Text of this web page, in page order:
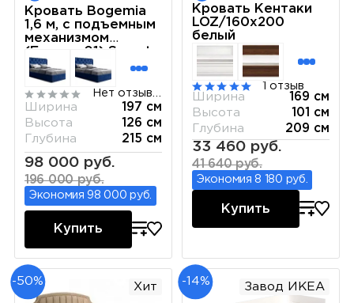
Кровать Bogemia
1,6 м, с подъемным
механизмом
(Бархат 01) Sweet
dreams БМКР-1[3]
Ширина
197 см
Высота
126 см
Глубина
215 см
98 000 руб.
196 000 руб.
Экономия 98 000 руб.
Купить
Кровать Кентаки
LOZ/160x200
белый
1 отзыв
Ширина
169 см
Высота
101 см
Глубина
209 см
33 460 руб.
41 640 руб.
Экономия 8 180 руб.
Купить
-50% Хит -14% Завод ИКЕА